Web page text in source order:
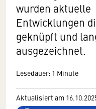
wurden aktuelle
Entwicklungen
geknüpft und
ausgezeichnet.
Lesedauer: 1 Minute
Aktualisiert am